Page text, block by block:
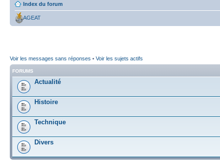
Index du forum
AGEAT
Voir les messages sans réponses • Voir les sujets actifs
FORUMS
Actualité
Histoire
Technique
Divers